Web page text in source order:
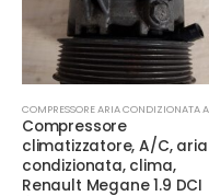
E PERFORMANCE
COMPRESSORE ARIA CONDIZIONATA
Compressore
climatizzatore, A/C, aria
condizionata, clima,
Renault Megane 1.9 DCI